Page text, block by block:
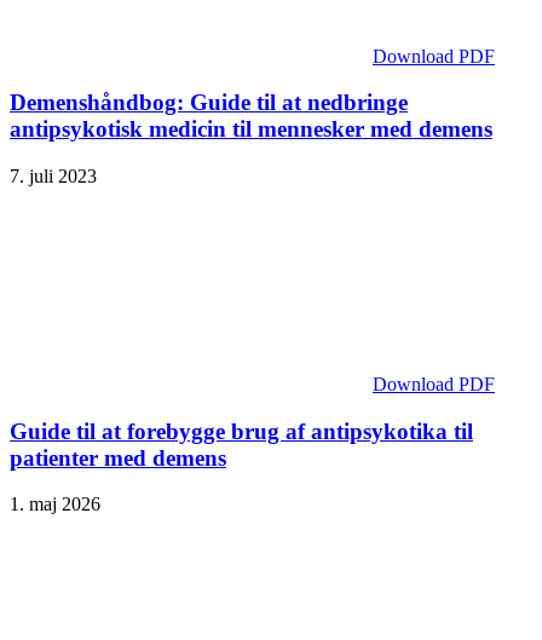
Download PDF
Demenshåndbog: Guide til at nedbringe
antipsykotisk medicin til mennesker med demens
7. juli 2023
Download PDF
Guide til at forebygge brug af antipsykotika til
patienter med demens
1. maj 2026